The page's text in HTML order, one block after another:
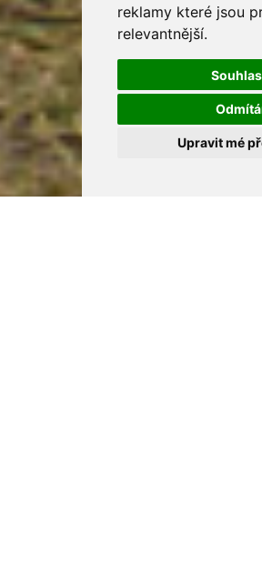
reklamy které jsou
relevantnější.
Upravit mé